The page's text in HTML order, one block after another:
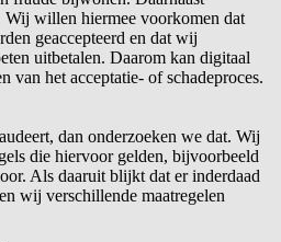
willen hiermee voorkomen dat
geaccepteerd en dat wij
uitbetalen. Daarom kan digitaal
van het acceptatie- of schadeproces.
dan onderzoeken we dat. Wij
die hiervoor gelden, bijvoorbeeld
Als daaruit blijkt dat er inderdaad
wij verschillende maatregelen